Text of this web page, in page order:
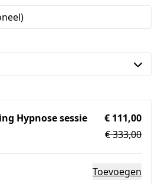
Hypnose sessie
€ 111,00
€ 333,00
Toevoegen